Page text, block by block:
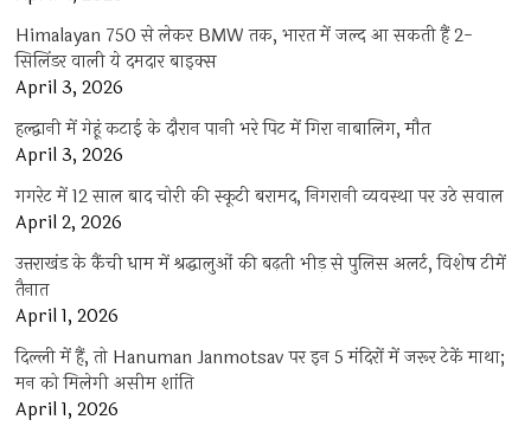
Himalayan 750 से लेकर BMW तक, भारत में जल्द आ सकती हैं 2-
सिलिंडर वाली ये दमदार बाइक्स
April 3, 2026
हल्द्वानी में गेहूं कटाई के दौरान पानी भरे पिट में गिरा नाबालिग, मौत
April 3, 2026
गगरेट में 12 साल बाद चोरी की स्कूटी बरामद, निगरानी व्यवस्था पर उठे सवाल
April 2, 2026
उत्तराखंड के कैंची धाम में श्रद्धालुओं की बढ़ती भीड़ से पुलिस अलर्ट, विशेष टीमें
तैनात
April 1, 2026
दिल्ली में हैं, तो Hanuman Janmotsav पर इन 5 मंदिरों में जरूर टेकें माथा;
मन को मिलेगी असीम शांति
April 1, 2026